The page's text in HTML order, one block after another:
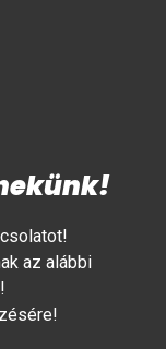
az alábbi